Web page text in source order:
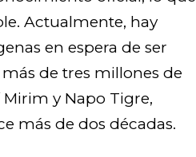
Actualmente, hay
en espera de ser
de tres millones de
Mirim y Napo Tigre,
más de dos décadas.